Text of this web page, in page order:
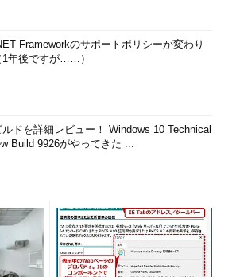
Frameworkのサポートポリシーが変わり
1年後ですが……）
ドを詳細レビュー！ Windows 10 Technical
Build 9926がやってきた ...